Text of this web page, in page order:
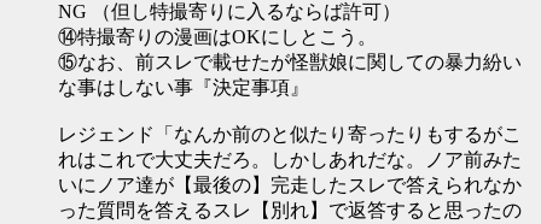
NG （但し特撮寄りに入るならば許可）
⑭特撮寄りの漫画はOKにしとこう。
⑮なお、前スレで載せたが怪獣娘に関しての暴力紛い
な事はしない事『決定事項』
レジェンド「なんか前のと似たり寄ったりもするがこ
れはこれで大丈夫だろ。しかしあれだな。ノア前みた
いにノア達が【最後の】完走したスレで答えられなか
った質問を答えるスレ【別れ】で返答すると思ったの